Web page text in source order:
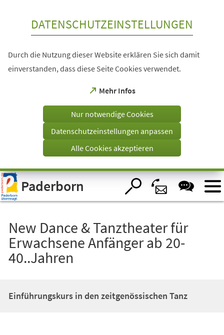
Visuelle
Assistenzsoftware
öffnen.
DATENSCHUTZEINSTELLUNGEN
Durch die Nutzung dieser Website erklären Sie sich damit
einverstanden, dass diese Seite Cookies verwendet.
Mehr Infos
(Öffnet
einem
Tab)
Nur notwendige Cookies
Datenschutzeinstellungen anpassen
Alle Cookies akzeptieren
Paderborn
New Dance & Tanztheater für
Erwachsene Anfänger ab 20-
40..Jahren
Einführungskurs in den zeitgenössischen Tanz